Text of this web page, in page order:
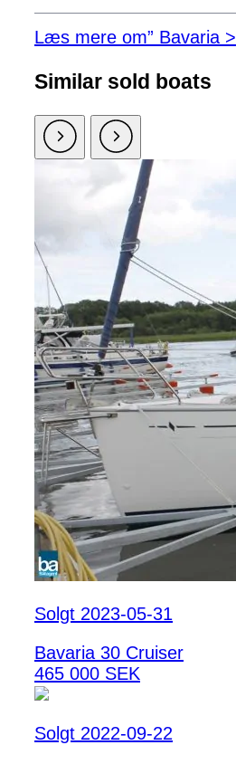
Læs mere om” Bavaria >
Similar sold boats
Solgt 2023-05-31
Bavaria 30 Cruiser
465 000 SEK
Solgt 2022-09-22